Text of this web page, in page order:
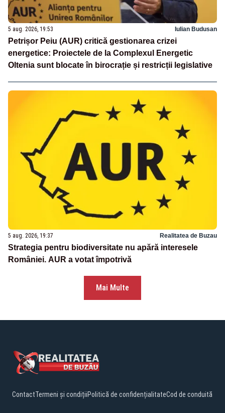
5 aug. 2026, 19:53 Iulian Budusan
Petrișor Peiu (AUR) critică gestionarea crizei
energetice: Proiectele de la Complexul Energetic
Oltenia sunt blocate în birocrație și restricții legislative
5 aug. 2026, 19:37 Realitatea de Buzau
Strategia pentru biodiversitate nu apără interesele
României. AUR a votat împotrivă
Mai Multe
ContactTermeni și condițiiPolitică de confidențialitateCod de conduită